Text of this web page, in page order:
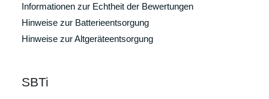
Informationen zur Echtheit der Bewertungen
Hinweise zur Batterieentsorgung
Hinweise zur Altgeräteentsorgung
SBTi